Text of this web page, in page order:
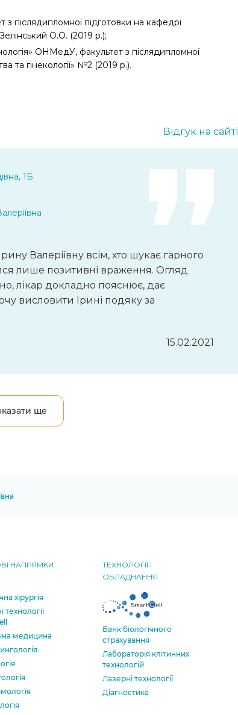
післядипломної підготовки на кафедрі
О.О. (2019 р.);
ОНМедУ, факультет з післядипломної
та гінекології» №2 (2019 р.).
Відгук на сайті
1Б
Валеріївну всім, хто шукає гарного
лише позитивні враження. Огляд
​​лікар докладно пояснює, дає
висловити Ірині подяку за
15.02.2021
ще
НАПРЯМКИ
хірургія
технології
медицина
ТЕХНОЛОГІЇ І
ОБЛАДНАННЯ
Банк бiологiчного
страхування
Лабораторія клітинних
технологій
Лазерні технології
Діагностика